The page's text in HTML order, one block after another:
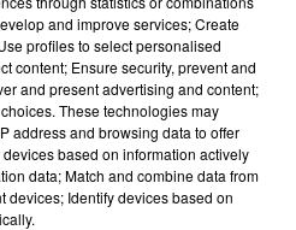
and improve services; Create
profiles to select personalised
content; Ensure security, prevent and
and present advertising and content;
These technologies may
address and browsing data to offer
based on information actively
data; Match and combine data from
devices; Identify devices based on